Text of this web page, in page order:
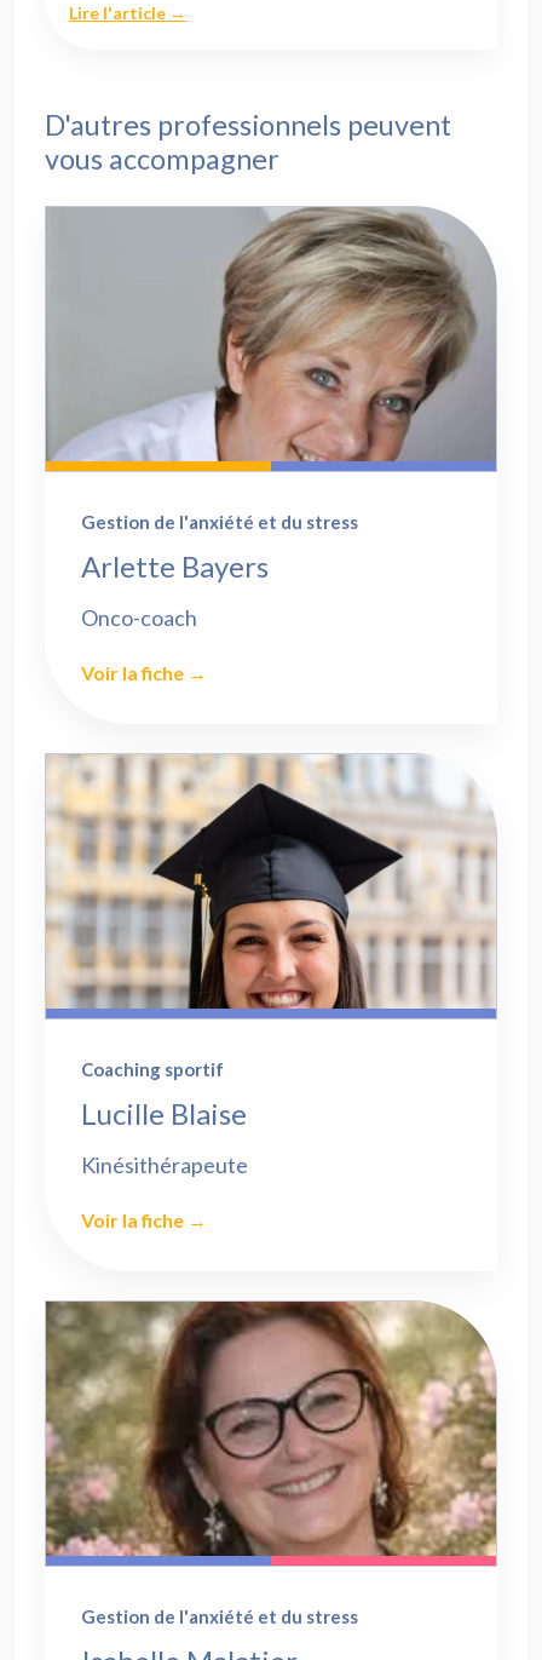
Lire l'article →
D'autres professionnels peuvent
vous accompagner
Gestion de l'anxiété et du stress
Arlette Bayers
Onco-coach
Voir la fiche →
Coaching sportif
Lucille Blaise
Kinésithérapeute
Voir la fiche →
Gestion de l'anxiété et du stress